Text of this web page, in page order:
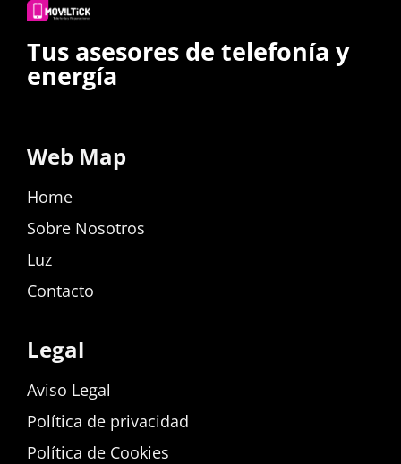
Tus asesores de telefonía y
energía
Web Map
Home
Sobre Nosotros
Luz
Contacto
Legal
Aviso Legal
Política de privacidad
Política de Cookies